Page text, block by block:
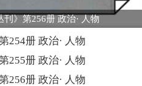
刊》第256册 政治· 人物
254册 政治· 人物
255册 政治· 人物
256册 政治· 人物